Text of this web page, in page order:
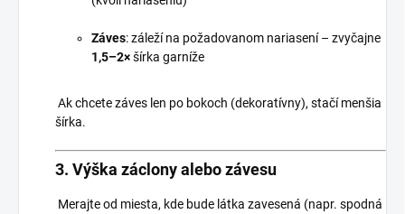
Záves: záleží na požadovanom nariasení – zvyčajne
1,5–2×šírka garníže
Ak chcete záves len po bokoch (dekoratívny), stačí menšia
šírka.
3. Výška záclony alebo závesu
Merajte od miesta, kde bude látka zavesená (napr. spodná